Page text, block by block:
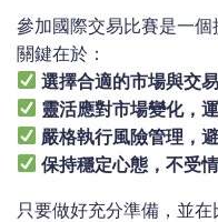
參加國際交易比賽是一
關鍵在於：
選擇合適的市場與交
靈活應對市場變化，
嚴格執行風險管理，
保持穩定心態，不受
只要做好充分準備，並